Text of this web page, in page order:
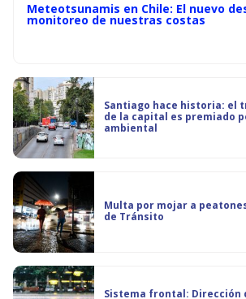
Meteotsunamis en Chile: El nuevo
monitoreo de nuestras costas
Santiago hace historia: el
de la capital es premiado
ambiental
Multa por mojar a
de Tránsito
Sistema frontal: Dirección